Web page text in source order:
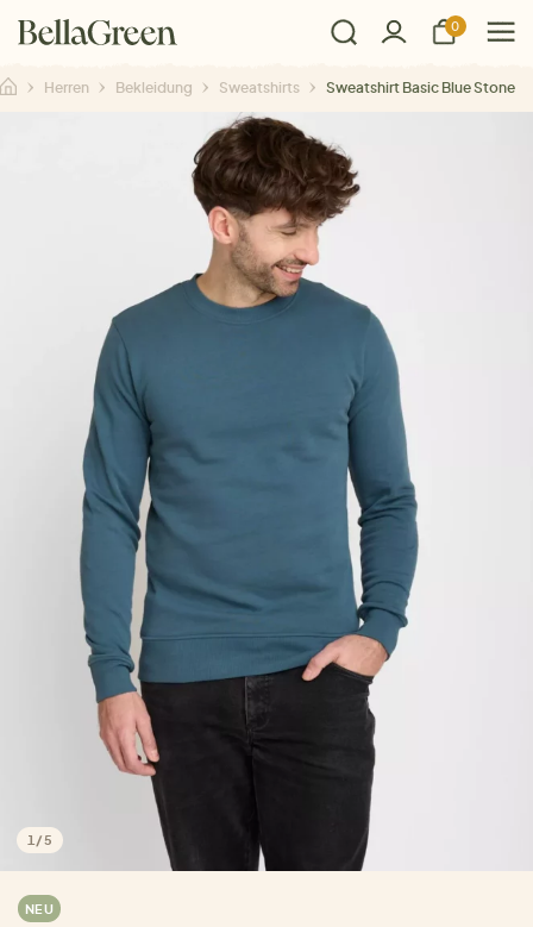
0
Herren Bekleidung Sweatshirts Sweatshirt Basic Blue Stone
1 /5
NEU